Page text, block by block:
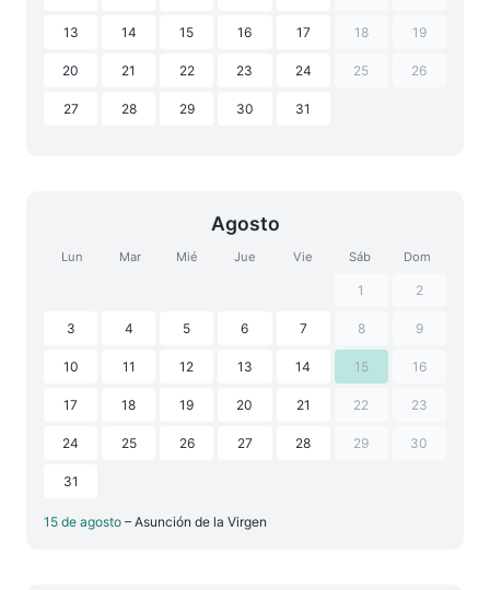
13 14 15 16 17 18 19
20 21 22 23 24 25 26
27 28 29 30 31
Agosto
Lun Mar Mié Jue Vie Sáb Dom
1 2
3 4 5 6 7 8 9
10 11 12 13 14 15 16
17 18 19 20 21 22 23
24 25 26 27 28 29 30
31
15 de agosto – Asunción de la Virgen